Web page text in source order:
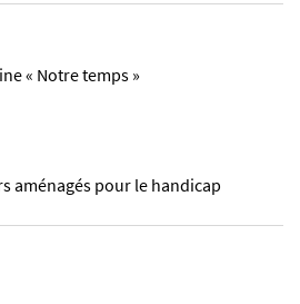
« Notre temps »
aménagés pour le handicap